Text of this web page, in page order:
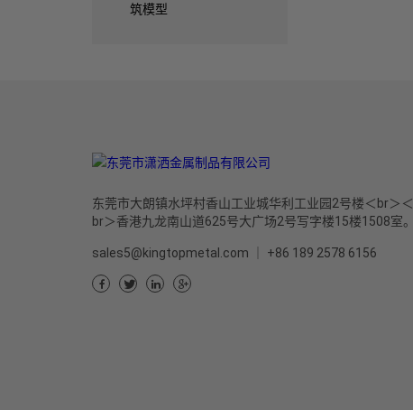
筑模型
东莞市大朗镇水坪村香山工业城华利工业园2号楼＜br＞＜
br＞香港九龙南山道625号大广场2号写字楼15楼1508室。
sales5@kingtopmetal.com +86 189 2578 6156